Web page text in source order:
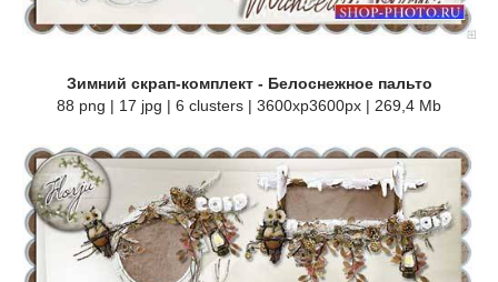
Зимний скрап-комплект - Белоснежное пальто
88 png | 17 jpg | 6 clusters | 3600xp3600px | 269,4 Mb